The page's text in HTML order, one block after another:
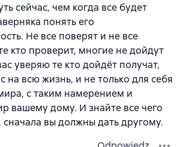
сейчас, чем когда все будет
понять его
Не все поверят и не все
кто проверит, многие не дойдут
уверяю те кто дойдёт получат,
на всю жизнь, и не только для себя
с таким намерением и
вашему дому. И знайте все чего
сначала вы должны дать другому.